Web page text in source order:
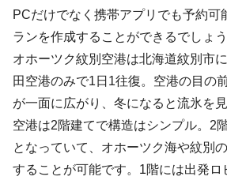
PCだけでなく携帯アプリでも予約可
ランを作成することができるでしょう
オホーツク紋別空港は北海道紋別市
田空港のみで1日1往復。空港の目の
が一面に広がり、冬になると流氷を
空港は2階建てで構造はシンプル。2
となっていて、オホーツク海や紋別
することが可能です。1階には出発ロ